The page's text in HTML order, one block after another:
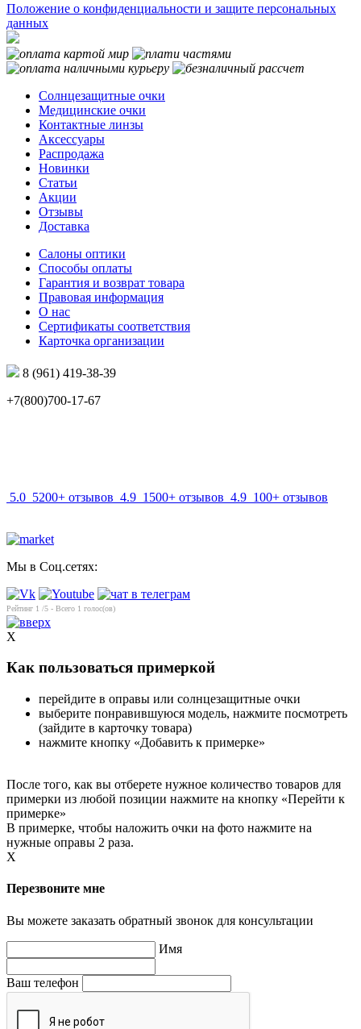
Положение о конфиденциальности и защите персональных
данных
Солнцезащитные очки
Медицинские очки
Контактные линзы
Аксессуары
Распродажа
Новинки
Статьи
Акции
Отзывы
Доставка
Салоны оптики
Способы оплаты
Гарантия и возврат товара
Правовая информация
О нас
Сертификаты соответствия
Карточка организации
8 (961) 419-38-39
+7(800)700-17-67
5.0 5200+ отзывов 4.9 1500+ отзывов 4.9 100+ отзывов
Мы в Соц.сетях:
Рейтинг 1 /5 - Всего 1 голос(ов)
X
Как пользоваться примеркой
перейдите в оправы или солнцезащитные очки
выберите понравившуюся модель, нажмите посмотреть
(зайдите в карточку товара)
нажмите кнопку «Добавить к примерке»
После того, как вы отберете нужное количество товаров для
примерки из любой позиции нажмите на кнопку «Перейти к
примерке»
В примерке, чтобы наложить очки на фото нажмите на
нужные оправы 2 раза.
X
Перезвоните мне
Вы можете заказать обратный звонок для консультации
Имя
Ваш телефон